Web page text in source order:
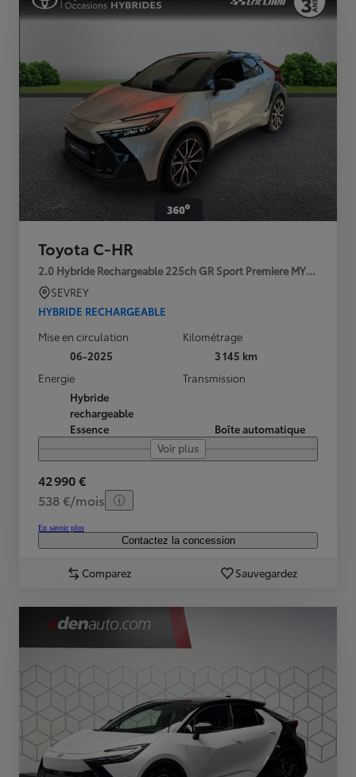
Toyota C-HR
2.0 Hybride Rechargeable 225ch GR Sport Premiere MY25
SEVREY
HYBRIDE RECHARGEABLE
Mise en circulation
06-2025
Kilométrage
3 145 km
Energie
Hybride
rechargeable
Essence
Transmission
Boîte automatique
Voir plus
42 990 €
538 €/mois
En savoir plus
Contactez la concession
Comparez Sauvegardez